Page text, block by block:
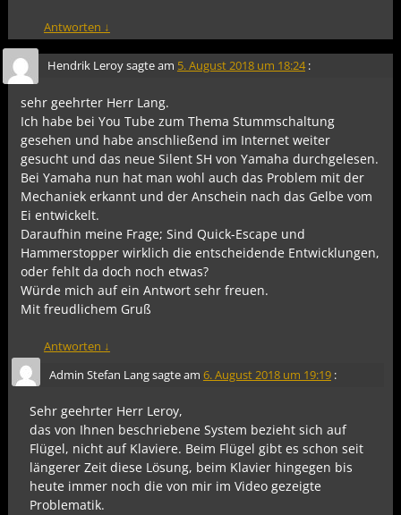
Antworten ↓
Hendrik Leroysagte am 5. August 2018 um 18:24 :
sehr geehrter Herr Lang.
Ich habe bei You Tube zum Thema Stummschaltung
gesehen und habe anschließend im Internet weiter
gesucht und das neue Silent SH von Yamaha durchgelesen.
Bei Yamaha nun hat man wohl auch das Problem mit der
Mechaniek erkannt und der Anschein nach das Gelbe vom
Ei entwickelt.
Daraufhin meine Frage; Sind Quick-Escape und
Hammerstopper wirklich die entscheidende Entwicklungen,
oder fehlt da doch noch etwas?
Würde mich auf ein Antwort sehr freuen.
Mit freudlichem Gruß
Antworten ↓
Admin Stefan Langsagte am 6. August 2018 um 19:19 :
Sehr geehrter Herr Leroy,
das von Ihnen beschriebene System bezieht sich auf
Flügel, nicht auf Klaviere. Beim Flügel gibt es schon seit
längerer Zeit diese Lösung, beim Klavier hingegen bis
heute immer noch die von mir im Video gezeigte
Problematik.